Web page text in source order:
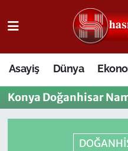
Asayiş Dünya
Konya Doğanhisar
Osmaniye Nöbetçi
Osmaniye Hava
Osmaniye Trafik
Süper Lig Puan